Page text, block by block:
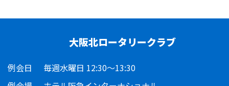
大阪北ロータリークラブ
例会日
毎週水曜日 12:30～13:30